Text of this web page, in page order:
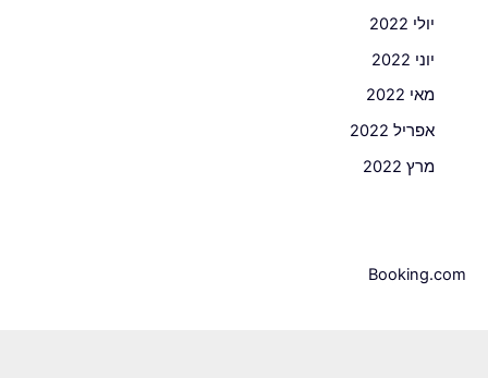
יולי 2022
יוני 2022
מאי 2022
אפריל 2022
מרץ 2022
Booking.com